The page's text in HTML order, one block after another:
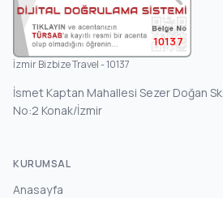
10137
İzmir Bizbize Travel - 10137
İsmet Kaptan Mahallesi Sezer Doğan Sk.
No:2 Konak/İzmir
KURUMSAL
Anasayfa